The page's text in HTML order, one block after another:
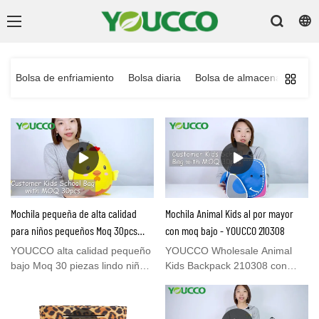
Bolsa de enfriamiento Bolsa diaria Bolsa de almacenamiento
Mochila pequeña de alta calidad
para niños pequeños Moq 30pcs
para niños& Chicas al por mayor
210309
YOUCCO alta calidad pequeño
bajo Moq 30 piezas lindo niños
Importación de Xiamen
Mochila Animal Kids al por mayor
con moq bajo - YOUCCO 210308
YOUCCO Wholesale Animal
Kids Backpack 210308 con
calidad, proceso completo de
control de calidad&